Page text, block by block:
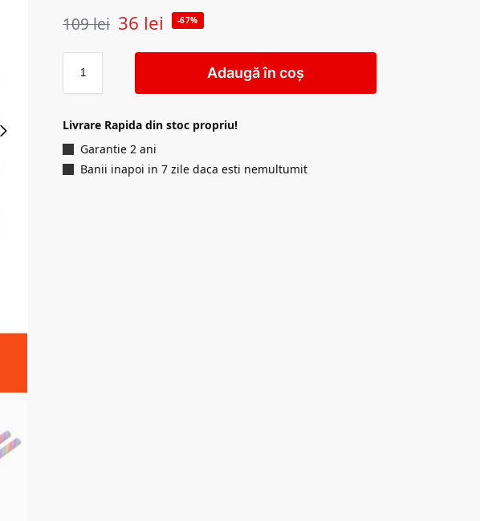
109lei 36 lei -67%
Adaugă în coș
Livrare Rapida din stoc propriu!
Garantie 2 ani
Banii inapoi in 7 zile daca esti nemultumit